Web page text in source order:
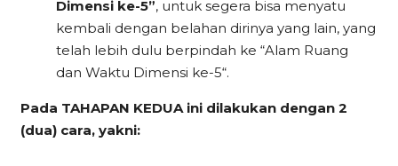
Dimensi ke-5”, untuk segera bisa menyatu
kembali dengan belahan dirinya yang lain, yang
telah lebih dulu berpindah ke “Alam Ruang
dan Waktu Dimensi ke-5“.
Pada TAHAPAN KEDUA ini dilakukan dengan 2
(dua) cara, yakni: